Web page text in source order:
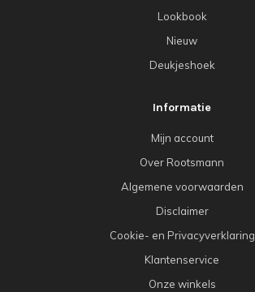
Lookbook
Nieuw
Deukjeshoek
Informatie
Mijn account
Over Rootsmann
Algemene voorwaarden
Disclaimer
Cookie- en Privacyverklaring
Klantenservice
Onze winkels